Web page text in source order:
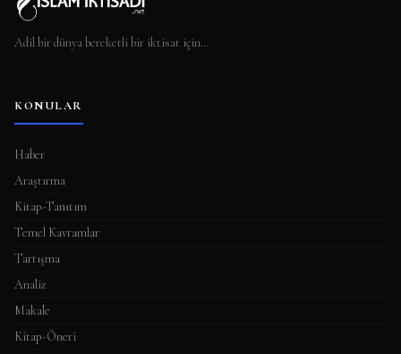
Adil bir dünya bereketli bir iktisat için…
KONULAR
Haber
Araştırma
Kitap-Tanıtım
Temel Kavramlar
Tartışma
Analiz
Makale
Kitap-Öneri